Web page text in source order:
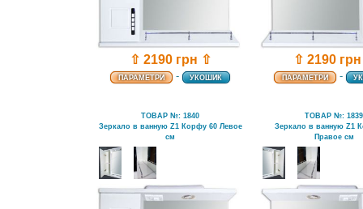
⇧ 2190 грн ⇧
ПАРАМЕТРИ - УКОШИК
⇧ 2190
ПАРАМЕТРИ -
ТОВАР №: 1840
Зеркало в ванную Z1 Корфу 60 Левое
см
ТОВАР №: 1839
Зеркало в ванную Z1
Правое см